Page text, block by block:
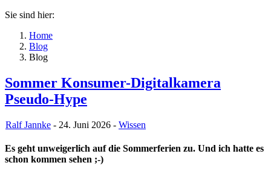
Sie sind hier:
Home
Blog
Blog
Sommer Konsumer-Digitalkamera
Pseudo-Hype
Ralf Jannke - 24. Juni 2026 - Wissen
Es geht unweigerlich auf die Sommerferien zu. Und ich hatte es
schon kommen sehen ;-)